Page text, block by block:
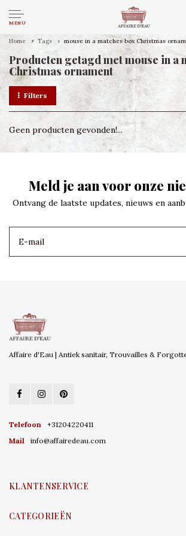
MENU
Home Tags mouse in a matches box Christmas
Producten getagd met mouse in a
Christmas ornament
Filters
Geen producten gevonden!...
Meld je aan voor onze
Ontvang de laatste updates, nieuws en
Affaire d'Eau | Antiek sanitair, Trouvailles &
Telefoon
+31204220411
Mail
info@affairedeau.com
KLANTENSERVICE
CATEGORIEËN